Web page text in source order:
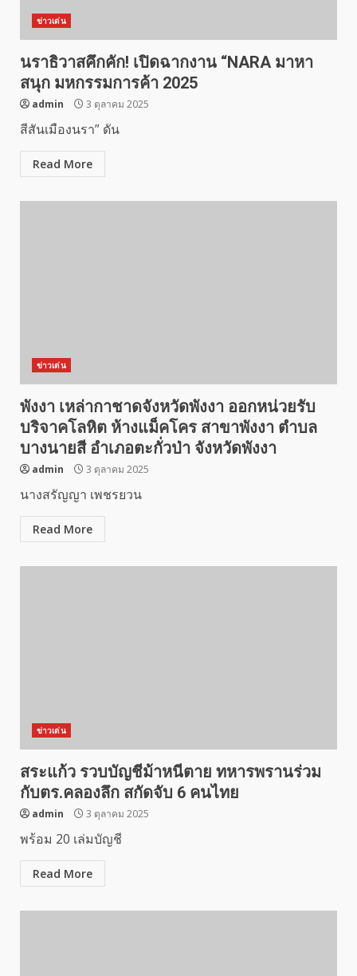
ข่าวเด่น
นราธิวาสคึกคัก! เปิดฉากงาน “NARA มาหา
สนุก มหกรรมการค้า 2025
admin 3 ตุลาคม 2025
สีสันเมืองนรา” ดัน
Read More
ข่าวเด่น
พังงา เหล่ากาชาดจังหวัดพังงา ออกหน่วยรับ
บริจาคโลหิต ห้างแม็คโคร สาขาพังงา ตำบล
บางนายสี อำเภอตะกั่วป่า จังหวัดพังงา
admin 3 ตุลาคม 2025
นางสรัญญา เพชรยวน
Read More
ข่าวเด่น
สระแก้ว รวบบัญชีม้าหนีตาย ทหารพรานร่วม
กับตร.คลองลึก สกัดจับ 6 คนไทย
admin 3 ตุลาคม 2025
พร้อม 20 เล่มบัญชี
Read More